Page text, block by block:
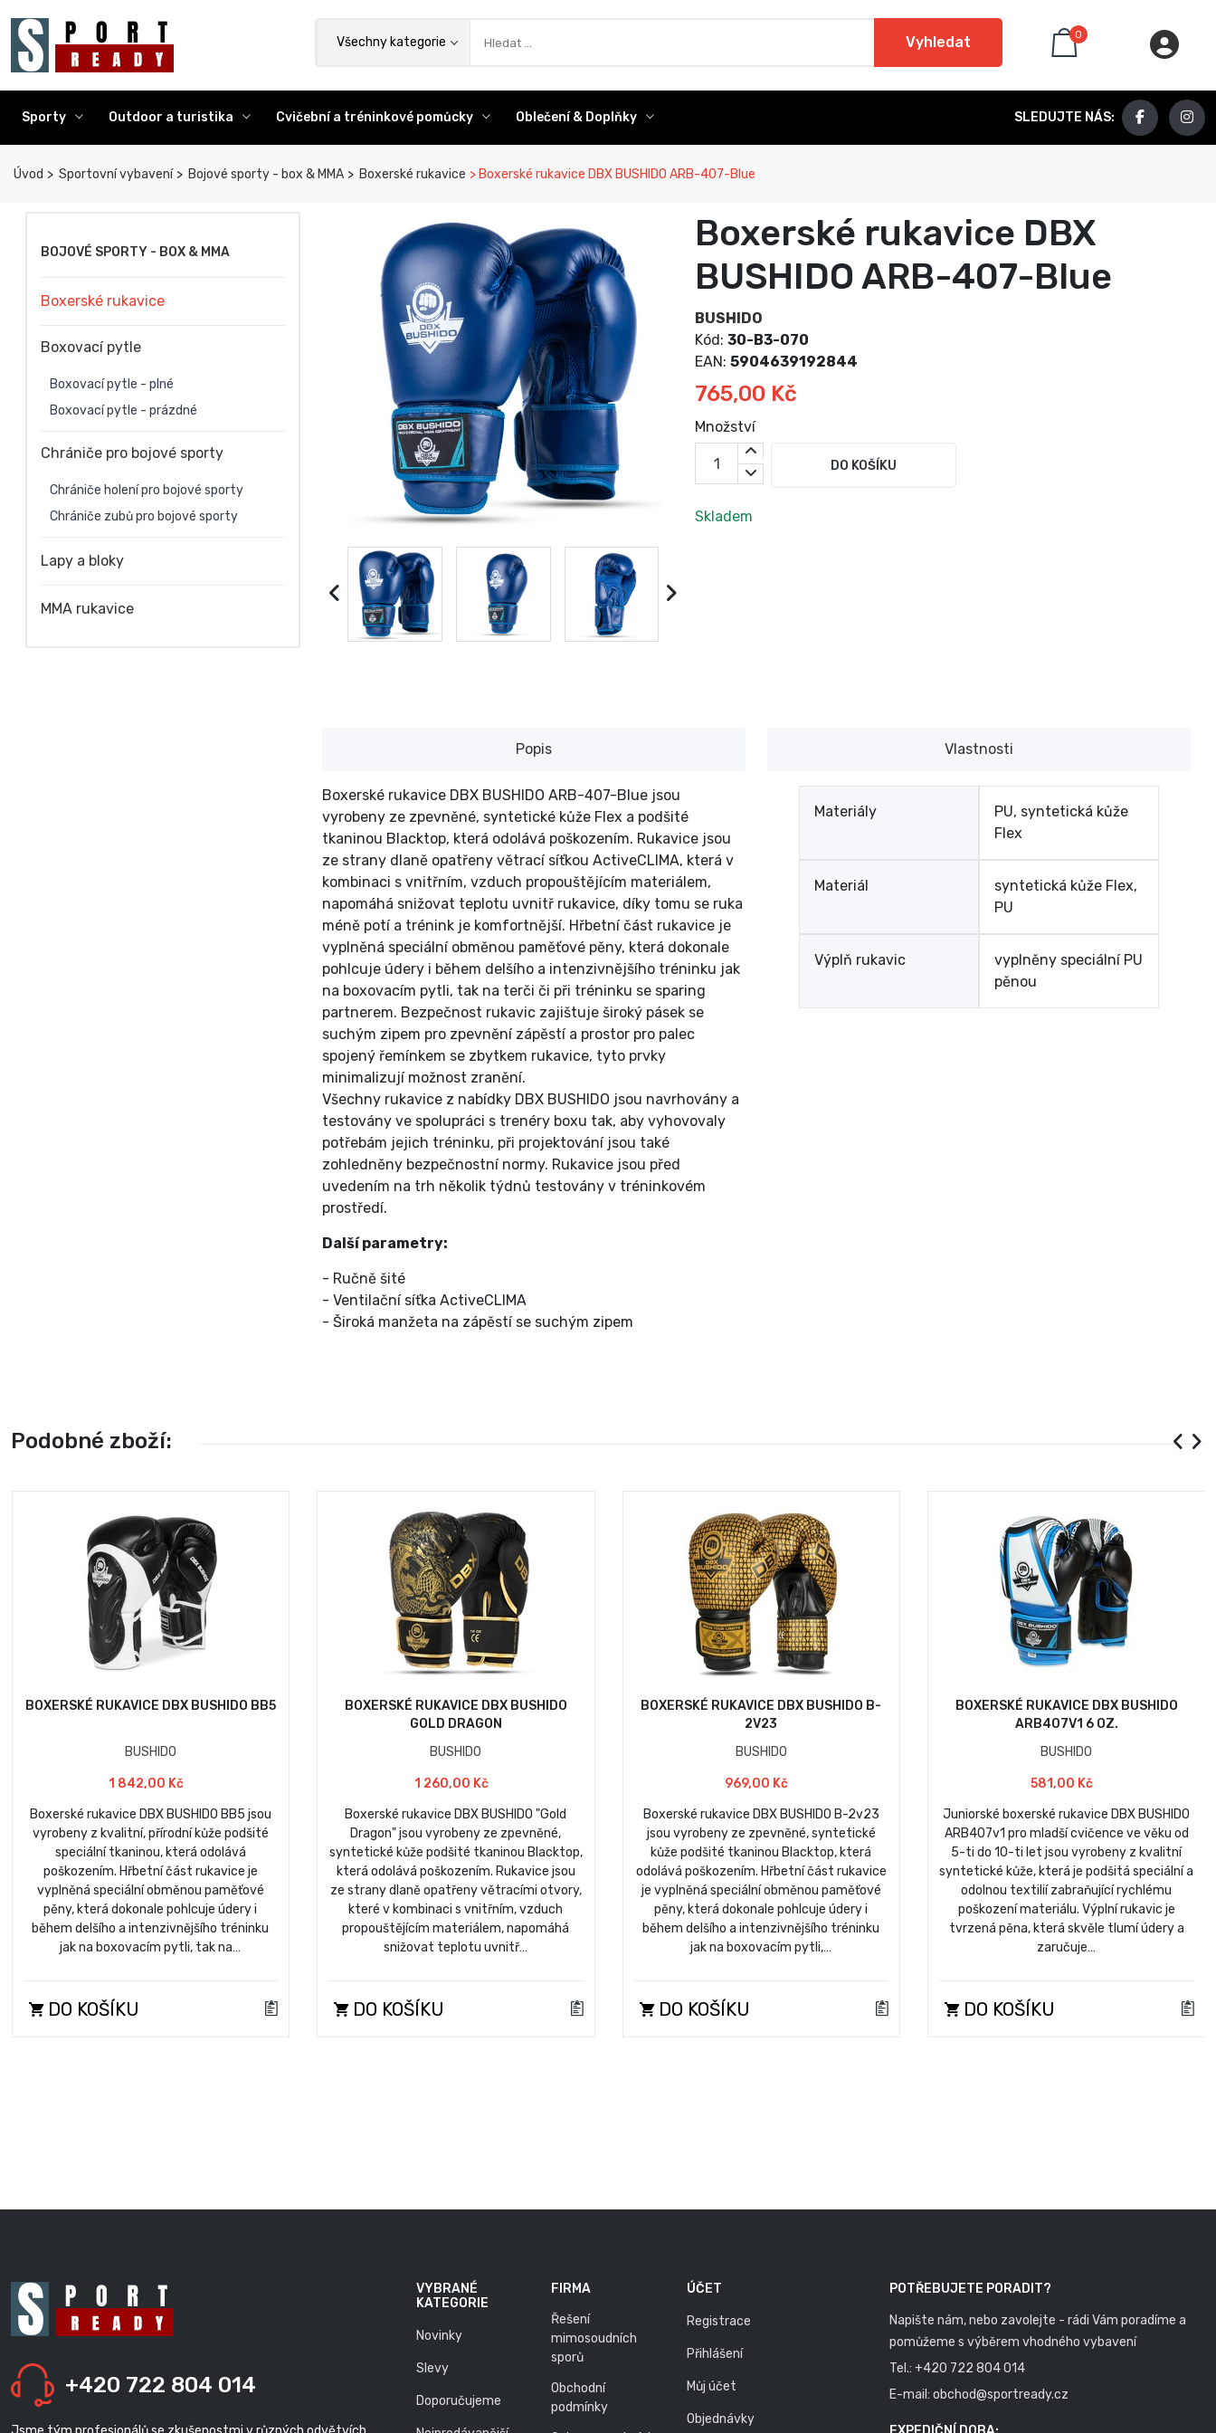
Všechny kategorie Vyhledat 0
Sporty Outdoor a turistika Cvičební a tréninkové pomůcky Oblečení & Doplňky SLEDUJTE NÁS:
Úvod Sportovní vybavení Bojové sporty - box & MMA Boxerské rukavice Boxerské rukavice DBX BUSHIDO ARB-407-Blue
Boxerské rukavice DBX
BUSHIDO ARB-407-Blue
BUSHIDO
Kód: 30-B3-070
EAN: 5904639192844
765,00 Kč
Množství
DO KOŠÍKU
Skladem
Popis
Boxerské rukavice DBX BUSHIDO ARB-407-Blue jsou
vyrobeny ze zpevněné, syntetické kůže Flex a podšité
tkaninou Blacktop, která odolává poškozením. Rukavice jsou
ze strany dlaně opatřeny větrací síťkou ActiveCLIMA, která v
kombinaci s vnitřním, vzduch propouštějícím materiálem,
napomáhá snižovat teplotu uvnitř rukavice, díky tomu se ruka
méně potí a trénink je komfortnější. Hřbetní část rukavice je
vyplněná speciální obměnou paměťové pěny, která dokonale
pohlcuje údery i během delšího a intenzivnějšího tréninku jak
na boxovacím pytli, tak na terči či při tréninku se sparing
partnerem. Bezpečnost rukavic zajištuje široký pásek se
suchým zipem pro zpevnění zápěstí a prostor pro palec
spojený řemínkem se zbytkem rukavice, tyto prvky
minimalizují možnost zranění.
Všechny rukavice z nabídky DBX BUSHIDO jsou navrhovány a
testovány ve spolupráci s trenéry boxu tak, aby vyhovovaly
potřebám jejich tréninku, při projektování jsou také
zohledněny bezpečnostní normy. Rukavice jsou před
uvedením na trh několik týdnů testovány v tréninkovém
prostředí.
Další parametry:
- Ručně šité
- Ventilační síťka ActiveCLIMA
- Široká manžeta na zápěstí se suchým zipem
Vlastnosti
Materiály
PU, syntetická kůže
Flex
Materiál
syntetická kůže Flex,
PU
Výplň rukavic
vyplněny speciální PU
pěnou
BOJOVÉ SPORTY - BOX & MMA
Boxerské rukavice
Boxovací pytle
Boxovací pytle - plné
Boxovací pytle - prázdné
Chrániče pro bojové sporty
Chrániče holení pro bojové sporty
Chrániče zubů pro bojové sporty
Lapy a bloky
MMA rukavice
Podobné zboží:
BOXERSKÉ RUKAVICE DBX BUSHIDO BB5
BUSHIDO
1 842,00 Kč
Boxerské rukavice DBX BUSHIDO BB5 jsou
vyrobeny z kvalitní, přírodní kůže podšité
speciální tkaninou, která odolává
poškozením. Hřbetní část rukavice je
vyplněná speciální obměnou paměťové
pěny, která dokonale pohlcuje údery i
během delšího a intenzivnějšího tréninku
jak na boxovacím pytli, tak na…
DO KOŠÍKU
BOXERSKÉ RUKAVICE DBX BUSHIDO
GOLD DRAGON
BUSHIDO
1 260,00 Kč
Boxerské rukavice DBX BUSHIDO "Gold
Dragon" jsou vyrobeny ze zpevněné,
syntetické kůže podšité tkaninou Blacktop,
která odolává poškozením. Rukavice jsou
ze strany dlaně opatřeny větracími otvory,
které v kombinaci s vnitřním, vzduch
propouštějícím materiálem, napomáhá
snižovat teplotu uvnitř…
DO KOŠÍKU
BOXERSKÉ RUKAVICE DBX BUSHIDO B-
2V23
BUSHIDO
969,00 Kč
Boxerské rukavice DBX BUSHIDO B-2v23
jsou vyrobeny ze zpevněné, syntetické
kůže podšité tkaninou Blacktop, která
odolává poškozením. Hřbetní část rukavice
je vyplněná speciální obměnou paměťové
pěny, která dokonale pohlcuje údery i
během delšího a intenzivnějšího tréninku
jak na boxovacím pytli,…
DO KOŠÍKU
BOXERSKÉ RUKAVICE DBX BUSHIDO
ARB407V1 6 OZ.
BUSHIDO
581,00 Kč
Juniorské boxerské rukavice DBX BUSHIDO
ARB407v1 pro mladší cvičence ve věku od
5-ti do 10-ti let jsou vyrobeny z kvalitní
syntetické kůže, která je podšitá speciální a
odolnou textilií zabraňující rychlému
poškození materiálu. Výplní rukavic je
tvrzená pěna, která skvěle tlumí údery a
zaručuje…
DO KOŠÍKU
+420 722 804 014
VYBRANÉ
KATEGORIE
Novinky
Slevy
Doporučujeme
FIRMA
Řešení
mimosoudních
sporů
Obchodní
podmínky
ÚČET
Registrace
Přihlášení
Můj účet
Objednávky
POTŘEBUJETE PORADIT?
Napište nám, nebo zavolejte - rádi Vám poradíme a
pomůžeme s výběrem vhodného vybavení
Tel.: +420 722 804 014
E-mail: obchod@sportready.cz